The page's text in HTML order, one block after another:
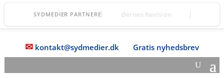
SYDMEDIER PARTNERE Fanefjord Torv
✉ kontakt@sydmedier.dk Gratis nyhedsbrev